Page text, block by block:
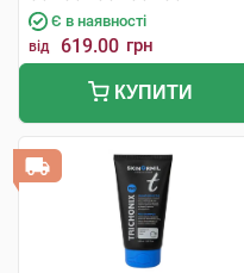
Є в наявності
від 619.00 грн
КУПИТИ